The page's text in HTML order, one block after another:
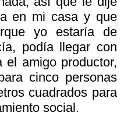
en mi casa y que
yo estaría de
podía llegar con
el amigo productor,
cinco personas
cuadrados para
social.